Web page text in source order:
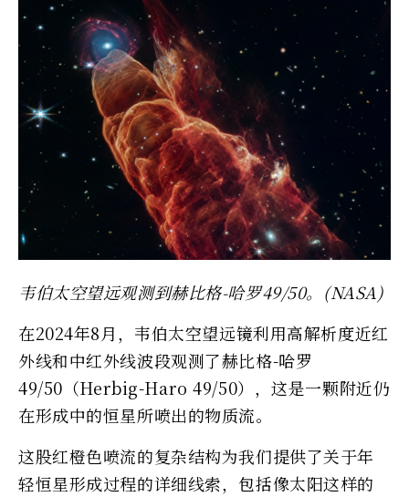
韦伯太空望远观测到赫比格-哈罗49/50。(NASA)
在2024年8月，韦伯太空望远镜利用高解析度近红
外线和中红外线波段观测了赫比格-哈罗
49/50（Herbig-Haro 49/50），这是一颗附近仍
在形成中的恒星所喷出的物质流。
这股红橙色喷流的复杂结构为我们提供了关于年
轻恒星形成过程的详细线索，包括像太阳这样的